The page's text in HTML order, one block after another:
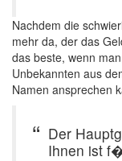
Nachdem die
mehr da, der das
das beste, wenn
Unbekannten aus
Namen ansprechen
Der
Ihnen ist